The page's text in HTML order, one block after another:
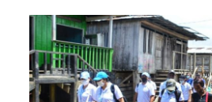
una nueva versión
portal web
oficial
/central-pdet, a la cual